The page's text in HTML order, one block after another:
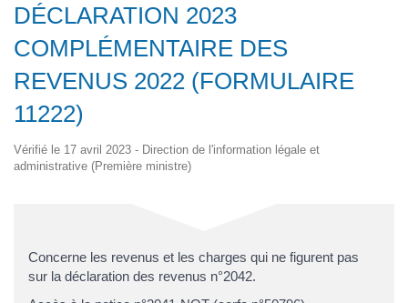
DÉCLARATION 2023
COMPLÉMENTAIRE DES
REVENUS 2022 (FORMULAIRE
11222)
Vérifié le 17 avril 2023 - Direction de l'information légale et
administrative (Première ministre)
Concerne les revenus et les charges qui ne figurent pas
sur la déclaration des revenus n°2042.